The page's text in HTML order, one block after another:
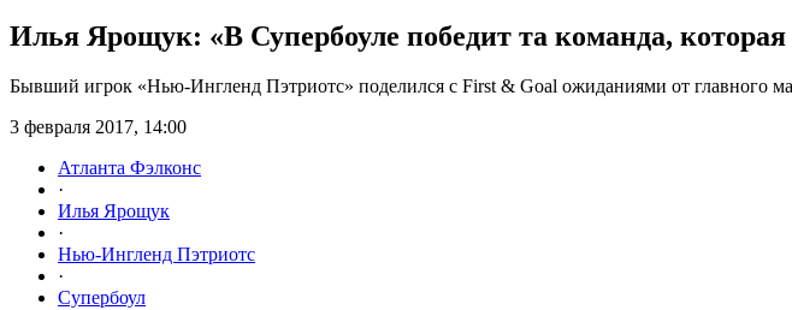
Илья Ярощук: «В Супербоуле победит та команда, которая
Бывший игрок «Нью-Ингленд Пэтриотс» поделился с First & Goal ожиданиями от главного
3 февраля 2017, 14:00
Атланта Фэлконс
·
Илья Ярощук
·
Нью-Ингленд Пэтриотс
·
Супербоул